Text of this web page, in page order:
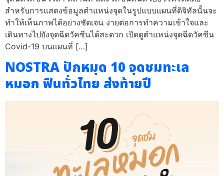
สำหรับการแสดงข้อมูลตำแหน่งจุดในรูปแบบแผนที่ดิจิทัลนั้นจะ
ทำให้เห็นภาพได้อย่างชัดเจน ง่ายต่อการทำความเข้าใจและ
เดินทางไปยังจุดฉีดวัคซีนได้สะดวก เปิดดูตำแหน่งจุดฉีดวัคซีน
Covid-19 บนแผนที่ […]
NOSTRA ปักหมุด 10 จุดชมทะเล
หมอก ฟินทั่วไทย ส่งท้ายปี